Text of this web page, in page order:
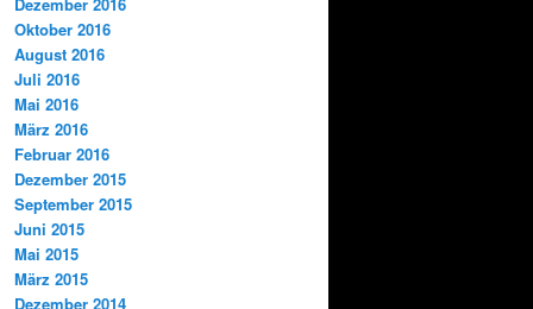
Oktober 2016
August 2016
Juli 2016
Mai 2016
März 2016
Februar 2016
Dezember 2015
September 2015
Juni 2015
Mai 2015
März 2015
Dezember 2014